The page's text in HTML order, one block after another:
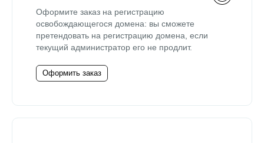
Оформите заказ на регистрацию
освобождающегося домена: вы сможете
претендовать на регистрацию домена, если
текущий администратор его не продлит.
Оформить заказ